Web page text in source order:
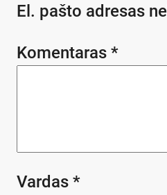
El. pašto adresas
Komentaras *
Vardas *